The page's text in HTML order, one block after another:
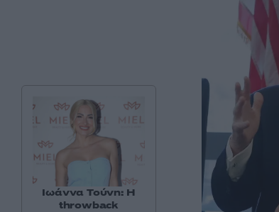
Ιωάννα Τούνη: Η
throwback